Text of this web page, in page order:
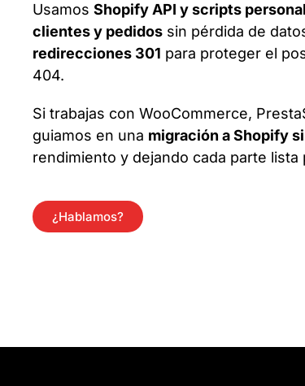
Usamos Shopify API y scripts
clientes y pedidos sin pérdida de
redirecciones 301 para proteger el
404.
Si trabajas con WooCommerce,
guiamos en una migración a Shopify
rendimiento y dejando cada parte
¿Hablamos?